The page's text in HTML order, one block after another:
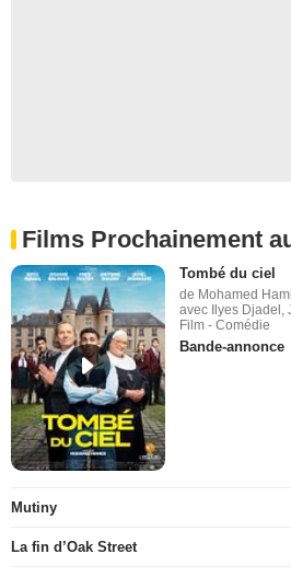
Films Prochainement
Tombé du ciel
de Mohamed
avec Ilyes Djadel,
Film - Comédie
Bande-annonce
Mutiny
La fin d’Oak Street